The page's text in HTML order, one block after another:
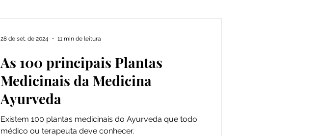
As 100 principais Plantas
Medicinais da Medicina
Ayurveda
Existem 100 plantas medicinais do Ayurveda que todo
médico ou terapeuta deve conhecer.
28 de set. de 2024 11 min de leitura